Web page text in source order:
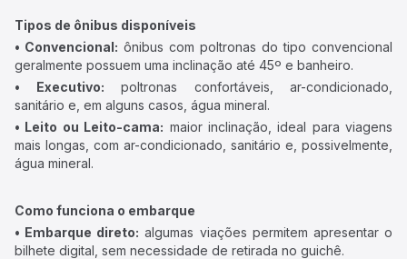
Tipos de ônibus disponíveis
• Convencional: ônibus com poltronas do tipo convencional
geralmente possuem uma inclinação até 45º e banheiro.
• Executivo: poltronas confortáveis, ar-condicionado,
sanitário e, em alguns casos, água mineral.
• Leito ou Leito-cama: maior inclinação, ideal para viagens
mais longas, com ar-condicionado, sanitário e, possivelmente,
água mineral.
Como funciona o embarque
• Embarque direto: algumas viações permitem apresentar o
bilhete digital, sem necessidade de retirada no guichê.